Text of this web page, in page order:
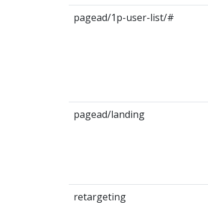
pagead/1p-user-list/#
pagead/landing
retargeting